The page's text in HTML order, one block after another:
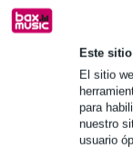
Este
El sitio
para
nuestro
usuario
Tipo: Sin filtrar
Resistencia: 4 Media
Especificaciones
Véase también